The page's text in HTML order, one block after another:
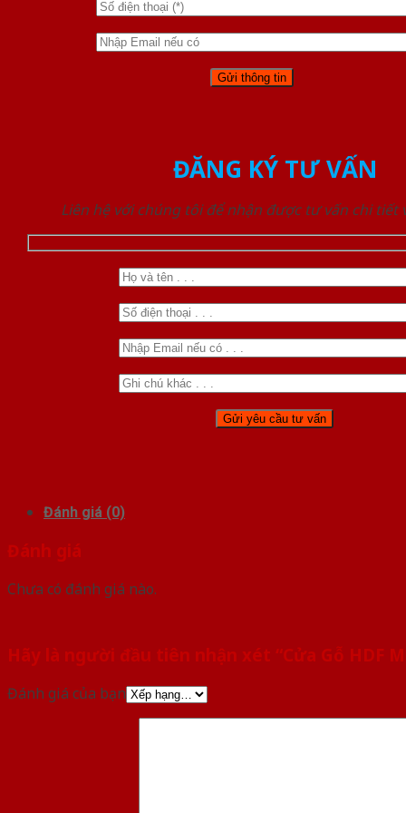
ĐĂNG KÝ TƯ VẤN
Liên hệ với chúng tôi để nhận được tư vấn chi tiết
Đánh giá (0)
Đánh giá
Chưa có đánh giá nào.
Hãy là người đầu tiên nhận xét “Cửa Gỗ HDF
Đánh giá của bạn